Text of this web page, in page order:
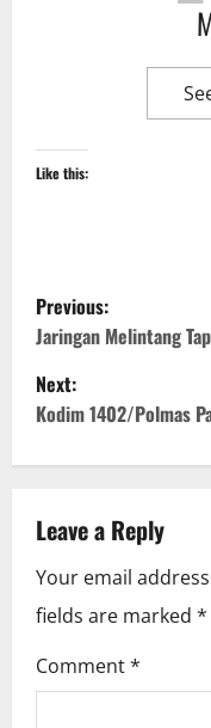
Like this:
P
o
s
a
v
i
g
Previous:
Jaringan Melintang
Next:
Kodim 1402/Polmas
Leave a Reply
Your email
fields are marked *
Comment*